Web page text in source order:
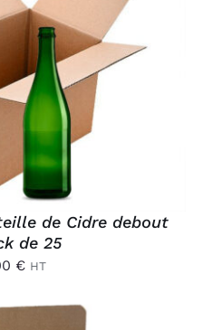
PANIER
de Cidre debout
de 25
€ HT